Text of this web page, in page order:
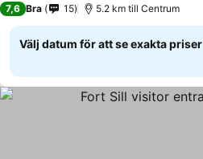
7,6 Bra 15 5.2 km till Centrum
Välj datum för att se exakta priser